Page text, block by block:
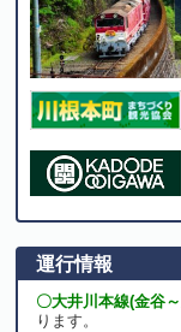
運行情報
〇大井川本線(金谷
ります。